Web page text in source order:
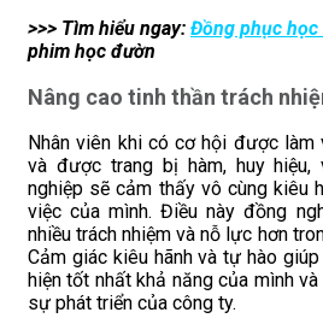
>>> Tìm hiểu ngay: Đồng phục học
phim học đườn
Nâng cao tinh thần trách
Nhân viên khi có cơ hội được
và được trang bị hàm, huy hiệu,
nghiệp sẽ cảm thấy vô cùng kiêu
việc của mình. Điều này đồng
nhiều trách nhiệm và nỗ lực hơn
Cảm giác kiêu hãnh và tự hào
hiện tốt nhất khả năng của mình
sự phát triển của công ty.